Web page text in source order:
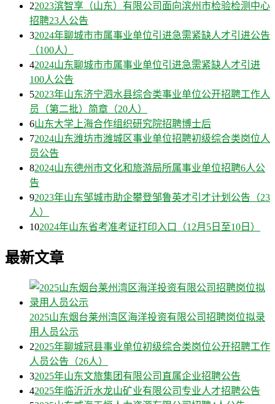
22023滨智享（山东）有限公司面向滨州市检验检测中心
招聘23人公告
32024年聊城市市属事业单位引进急需紧缺人才引进公告
（100人）
42024山东聊城市市属事业单位引进急需紧缺人才引进
100人公告
52023年山东济宁泗水县综合类事业单位公开招聘工作人
员（第二批）简章（20人）
6山东大学上海合作组织研究院招聘博士后
72024山东潍坊市潍城区事业单位招聘初级综合类岗位人
员公告
82024山东德州市文化和旅游局所属事业单位招聘6人公
告
92023年山东邹城市助企攀登邹鲁英才引才计划公告（23
人）
102024年山东省考准考证打印入口（12月5日至10日）
最新文章
2025山东烟台莱州湾区海洋投资有限公司招聘岗位拟录
用人员公示
22025年聊城冠县事业单位初级综合类岗位公开招聘工作
人员公告（26人）
32025年山东文旅集团有限公司直属企业招聘公告
42025年临沂沂水龙山矿业有限公司专业人才招聘公告